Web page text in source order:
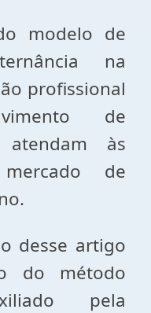
modelo de
na
profissional
de
atendam às
de
desse artigo
do método
pela